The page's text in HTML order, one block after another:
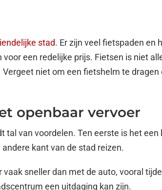
stad. Er zijn veel fietspaden en
een redelijke prijs. Fietsen is niet
niet om een fietshelm te
openbaar vervoer
tal van voordelen. Ten eerste is het
kant van de stad reizen.
sneller dan met de auto, vooral
een uitdaging kan zijn.